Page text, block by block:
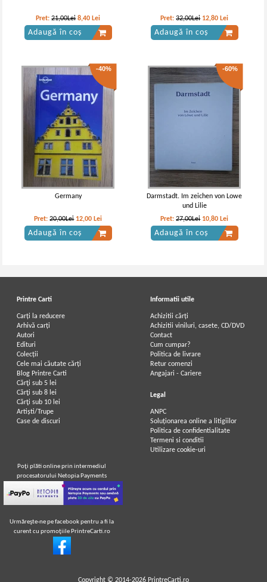
Pret:21,00Lei 8,40 Lei
Adaugă în coș
Pret:32,00Lei 12,80 Lei
Adaugă în coș
-40%
Germany
Pret:20,00Lei 12,00 Lei
Adaugă în coș
-60%
Darmstadt. Im zeichen von Lowe
und Lilie
Pret:27,00Lei 10,80 Lei
Adaugă în coș
Printre Carti
Carți la reducere
Arhivă carți
Autori
Edituri
Colecții
Cele mai căutate cărți
Blog Printre Carti
Cărţi sub 5 lei
Cărţi sub 8 lei
Cărţi sub 10 lei
Artiști/Trupe
Case de discuri
Informatii utile
Achizitii cărți
Achizitii viniluri, casete, CD/DVD
Contact
Cum cumpar?
Politica de livrare
Retur comenzi
Angajari - Cariere
Legal
ANPC
Soluționarea online a litigiilor
Politica de confidentialitate
Termeni si conditii
Utilizare cookie-uri
Poţi plăti online prin intermediul
procesatorului Netopia Payments
Urmăreşte-ne pe facebook pentru a fi la
curent cu promoţiile PrintreCarti.ro
Copyright © 2014-2026 PrintreCarti.ro